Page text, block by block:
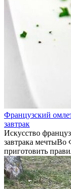
Французский
завтрак
Искусство
завтрака
приготовить